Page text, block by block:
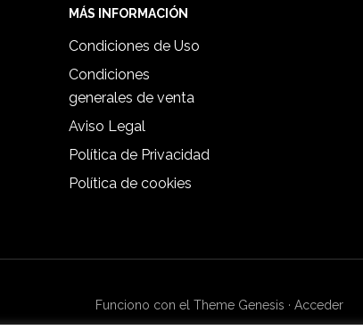
MÁS INFORMACIÓN
Condiciones de Uso
Condiciones
generales de venta
Aviso Legal
Política de Privacidad
Política de cookies
Funciono con el Theme Genesis · Acceder